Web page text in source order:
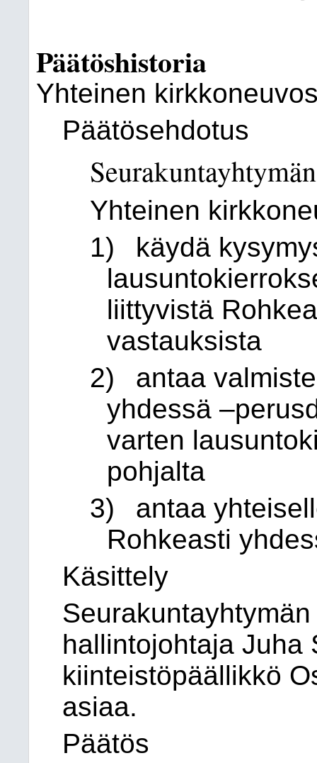
Päätöshistoria
Yhteinen
Päätösehdotus
Yhteinen
1)
käydä
liittyvistä
vastauksista
2)
antaa
yhdessä
varten
pohjalta
3)
antaa
Rohkeasti
Käsittely
hallintojohtaja Juha
kiinteistöpäällikkö
asiaa.
Päätös